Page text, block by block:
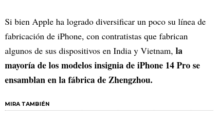
Si bien Apple ha logrado diversificar un poco su línea de
fabricación de iPhone, con contratistas que fabrican
algunos de sus dispositivos en India y Vietnam, la
mayoría de los modelos insignia de iPhone 14 Pro se
ensamblan en la fábrica de Zhengzhou.
MIRA TAMBIÉN